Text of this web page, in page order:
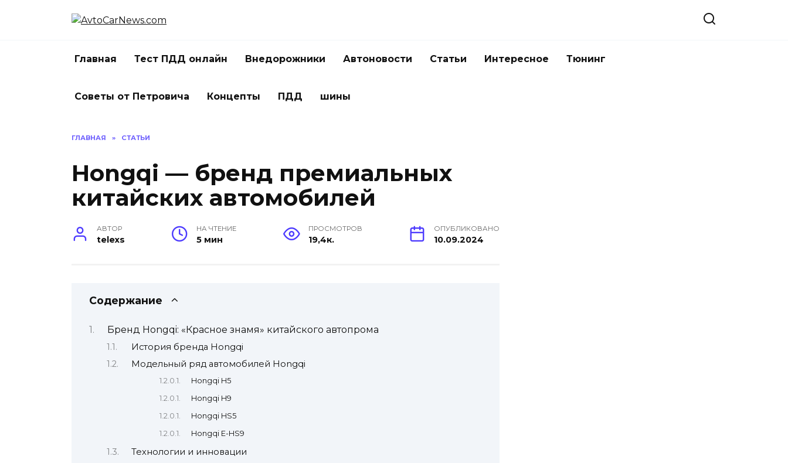
Главная Тест ПДД онлайн Внедорожники Автоновости Статьи Интересное Тюнинг
Советы от Петровича Концепты ПДД шины
ГЛАВНАЯ » СТАТЬИ
Hongqi — бренд премиальных
китайских автомобилей
АВТОР
telexs
НА ЧТЕНИЕ
5 мин
ПРОСМОТРОВ
19,4к.
ОПУБЛИКОВАНО
10.09.2024
Содержание
Бренд Hongqi: «Красное знамя» китайского автопрома
История бренда Hongqi
Модельный ряд автомобилей Hongqi
Hongqi H5
Hongqi H9
Hongqi HS5
Hongqi E-HS9
Технологии и инновации